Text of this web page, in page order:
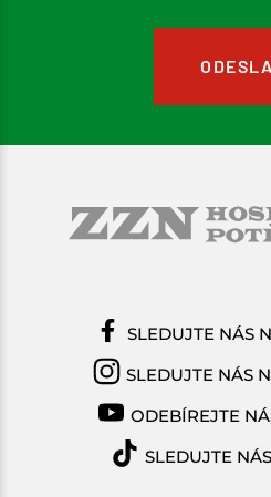
SLEDUJTE NÁS
SLEDUJTE NÁS
ODEBÍREJTE
SLEDUJTE